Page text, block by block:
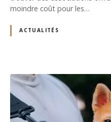
moindre coût pour les…
ACTUALITÉS